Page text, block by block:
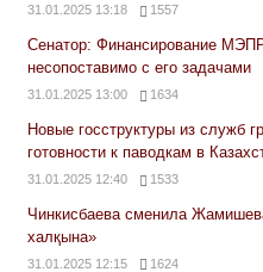
31.01.2025 13:18 1557
Сенатор: Финансирование
несопоставимо с его задачами
31.01.2025 13:00 1634
Новые госструктуры из служб
готовности к паводкам в
31.01.2025 12:40 1533
Чинкисбаева сменила
халқына»
31.01.2025 12:15 1624